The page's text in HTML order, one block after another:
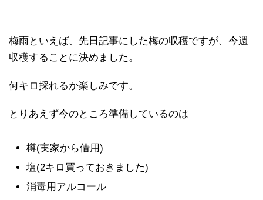
梅雨といえば、先日記事にした梅の収穫ですが、今週
収穫することに決めました。
何キロ採れるか楽しみです。
とりあえず今のところ準備しているのは
樽(実家から借用)
塩(2キロ買っておきました)
消毒用アルコール